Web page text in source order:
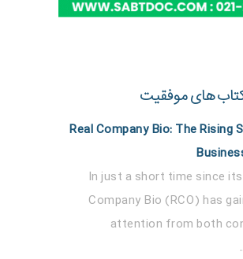
های موفقیت
Real Company Bio: The Rising
In just a short time since
Company Bio (RCO) has
attention from both